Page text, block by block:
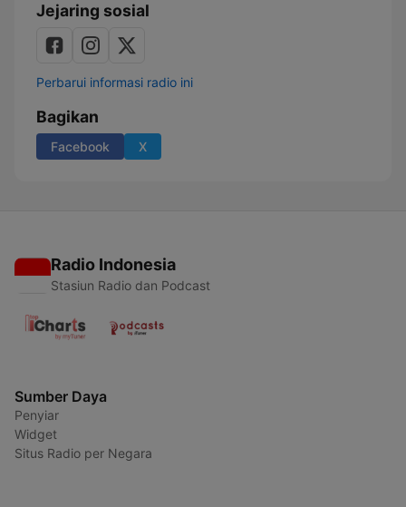
Jejaring sosial
Perbarui informasi radio ini
Bagikan
Facebook X
Radio Indonesia
Stasiun Radio dan Podcast
Sumber Daya
Penyiar
Widget
Situs Radio per Negara